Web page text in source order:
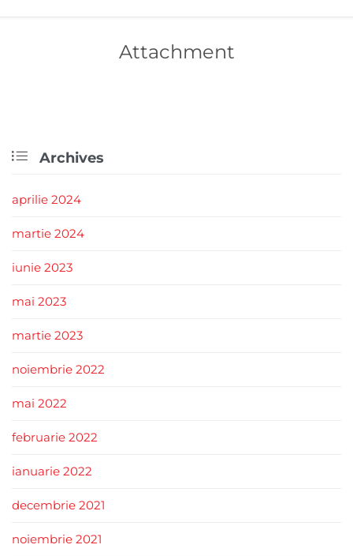
Attachment
 Archives
aprilie 2024
martie 2024
iunie 2023
mai 2023
martie 2023
noiembrie 2022
mai 2022
februarie 2022
ianuarie 2022
decembrie 2021
noiembrie 2021